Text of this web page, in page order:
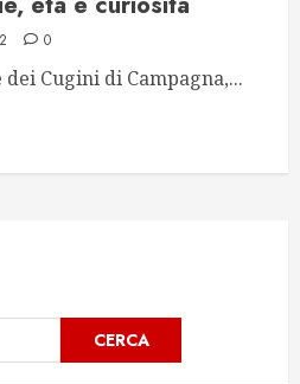
0
Cugini di Campagna,...
CERCA